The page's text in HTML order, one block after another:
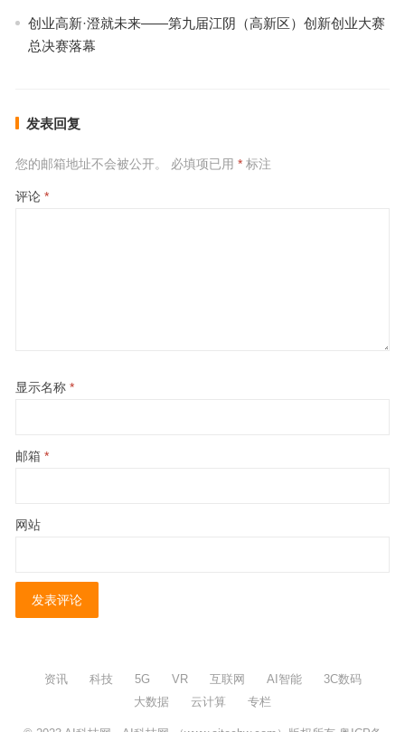
创业高新·澄就未来——第九届江阴（高新区）创新创业大赛
总决赛落幕
发表回复
您的邮箱地址不会被公开。 必填项已用 *标注
评论 *
显示名称 *
邮箱 *
网站
资讯 科技 5G VR 互联网 AI智能
3C数码
大数据
云计算 专栏